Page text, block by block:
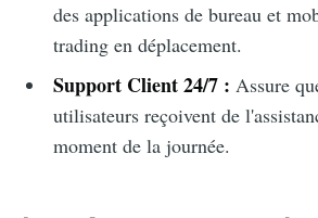
des applications de bureau et
trading en déplacement.
Support Client 24/7 : Assure
utilisateurs reçoivent de
moment de la journée.